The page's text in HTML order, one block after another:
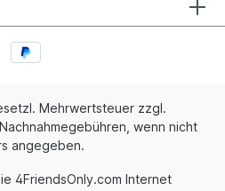
Mehrwertsteuer zzgl.
wenn nicht
angegeben.
4FriendsOnly.com Internet